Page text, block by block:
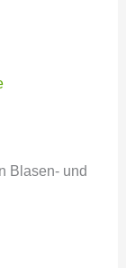
Blasen- und